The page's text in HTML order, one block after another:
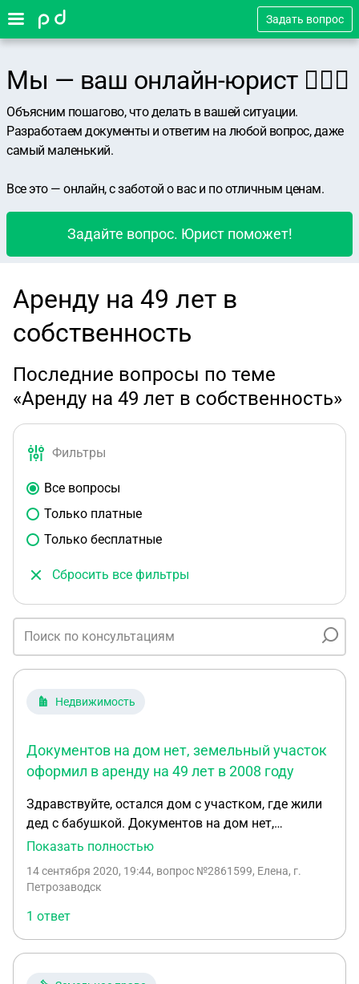
Задать вопрос
Мы — ваш онлайн-юрист 👨🏻‍⚖️
Объясним пошагово, что делать в вашей ситуации.
Разработаем документы и ответим на любой вопрос, даже
самый маленький.
Все это — онлайн, с заботой о вас и по отличным ценам.
Задайте вопрос. Юрист поможет!
Аренду на 49 лет в
собственность
Последние вопросы по теме
«Аренду на 49 лет в собственность»
Фильтры
Все вопросы
Только платные
Только бесплатные
Сбросить все фильтры
Недвижимость
Документов на дом нет, земельный участок
оформил в аренду на 49 лет в 2008 году
Здравствуйте, остался дом с участком, где жили
дед с бабушкой. Документов на дом нет,
земельный участок оформил в аренду на 49 лет в
собственность. Каков порядок действий?
Показать полностью
14 сентября 2020, 19:44, вопрос №2861599, Елена, г.
Петрозаводск
1 ответ